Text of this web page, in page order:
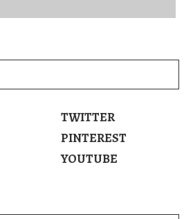
TWITTER
PINTEREST
YOUTUBE